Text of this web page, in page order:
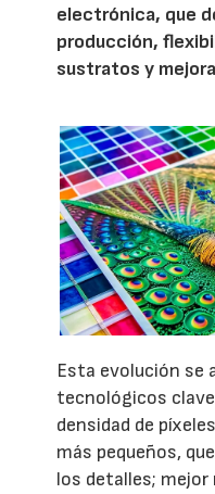
electrónica, que
producción,
sustratos y
Esta evolución se
tecnológicos
densidad de
más pequeños,
los detalles;